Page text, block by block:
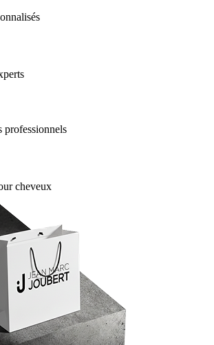
professionnels
cheveux